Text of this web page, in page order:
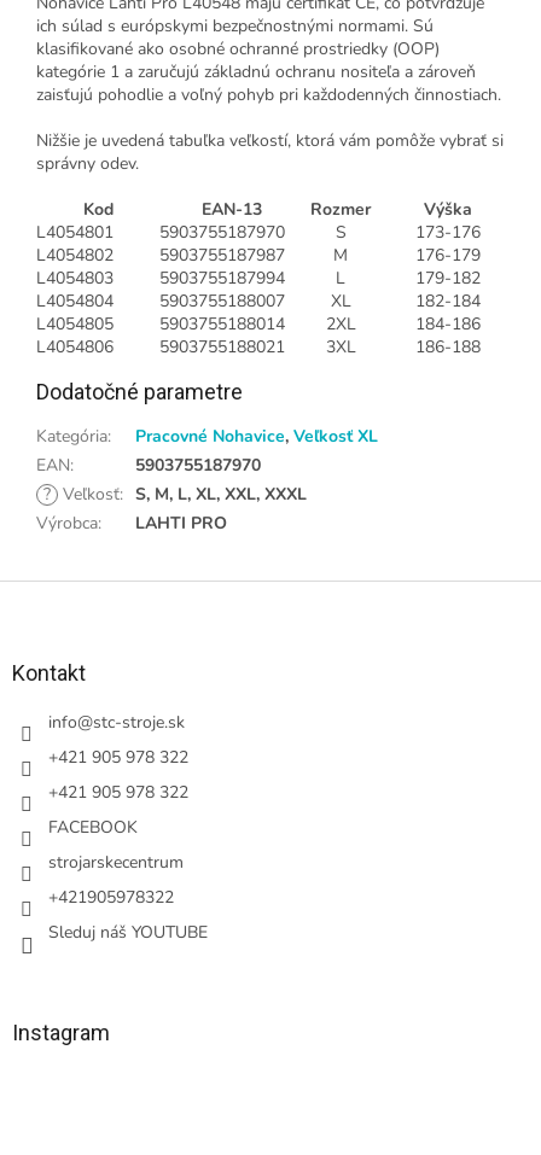
ich súlad s európskymi bezpečnostnými normami. Sú
klasifikované ako osobné ochranné prostriedky (OOP)
kategórie 1 a zaručujú základnú ochranu nositeľa a zároveň
zaisťujú pohodlie a voľný pohyb pri každodenných činnostiach.
Nižšie je uvedená tabuľka veľkostí, ktorá vám pomôže vybrať si
správny odev.
Kod
EAN-13 Rozmer
Výška
L4054801
5903755187970 S
173-176
L4054802
5903755187987 M
176-179
L4054803
5903755187994 L
179-182
L4054804
5903755188007 XL
182-184
L4054805
5903755188014 2XL
184-186
L4054806
5903755188021 3XL 186-188
Dodatočné parametre
Kategória: Pracovné Nohavice, Veľkosť XL
EAN:
5903755187970
? Veľkosť: S, M, L, XL, XXL, XXXL
Výrobca: LAHTI PRO
Kontakt
info@stc-stroje.sk
+421 905 978 322
+421 905 978 322
FACEBOOK
strojarskecentrum
+421905978322
Sleduj náš YOUTUBE
Instagram